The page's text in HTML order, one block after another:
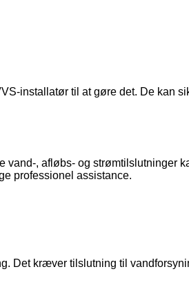
installatør til at gøre det. De kan
, afløbs- og strømtilslutninger
professionel assistance.
Det kræver tilslutning til